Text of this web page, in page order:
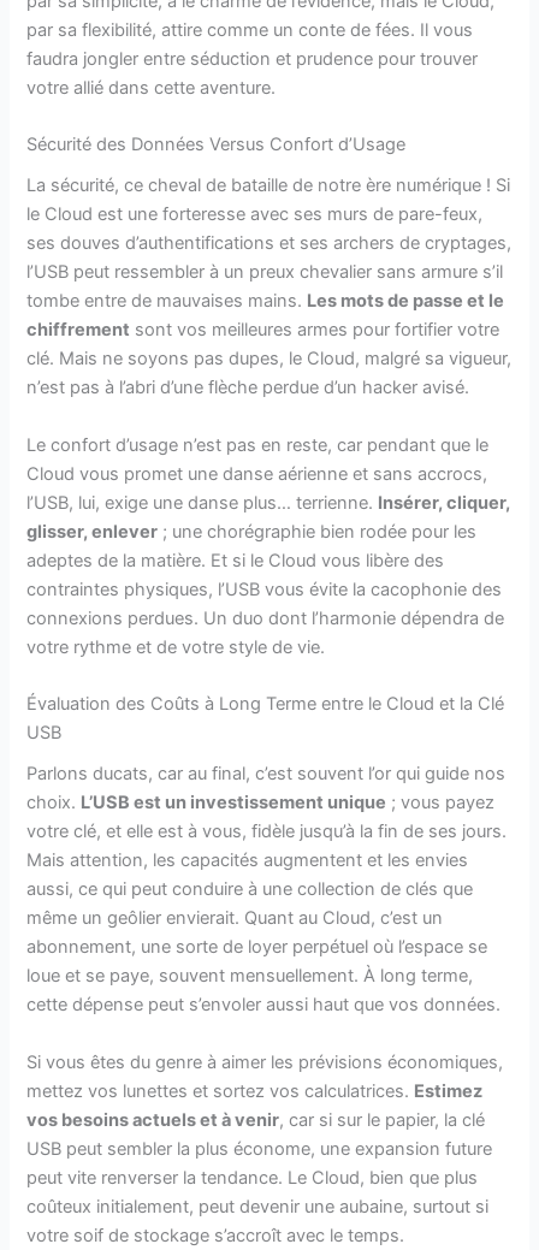
par sa flexibilité, attire comme un conte de fées. Il vous
faudra jongler entre séduction et prudence pour trouver
votre allié dans cette aventure.
Sécurité des Données Versus Confort d’Usage
La sécurité, ce cheval de bataille de notre ère numérique ! Si
le Cloud est une forteresse avec ses murs de pare-feux,
ses douves d’authentifications et ses archers de cryptages,
l’USB peut ressembler à un preux chevalier sans armure s’il
tombe entre de mauvaises mains. Les mots de passe et le
chiffrement sont vos meilleures armes pour fortifier votre
clé. Mais ne soyons pas dupes, le Cloud, malgré sa vigueur,
n’est pas à l’abri d’une flèche perdue d’un hacker avisé.
Le confort d’usage n’est pas en reste, car pendant que le
Cloud vous promet une danse aérienne et sans accrocs,
l’USB, lui, exige une danse plus… terrienne. Insérer, cliquer,
glisser, enlever ; une chorégraphie bien rodée pour les
adeptes de la matière. Et si le Cloud vous libère des
contraintes physiques, l’USB vous évite la cacophonie des
connexions perdues. Un duo dont l’harmonie dépendra de
votre rythme et de votre style de vie.
Évaluation des Coûts à Long Terme entre le Cloud et la Clé
USB
Parlons ducats, car au final, c’est souvent l’or qui guide nos
choix. L’USB est un investissement unique ; vous payez
votre clé, et elle est à vous, fidèle jusqu’à la fin de ses jours.
Mais attention, les capacités augmentent et les envies
aussi, ce qui peut conduire à une collection de clés que
même un geôlier envierait. Quant au Cloud, c’est un
abonnement, une sorte de loyer perpétuel où l’espace se
loue et se paye, souvent mensuellement. À long terme,
cette dépense peut s’envoler aussi haut que vos données.
Si vous êtes du genre à aimer les prévisions économiques,
mettez vos lunettes et sortez vos calculatrices. Estimez
vos besoins actuels et à venir, car si sur le papier, la clé
USB peut sembler la plus économe, une expansion future
peut vite renverser la tendance. Le Cloud, bien que plus
coûteux initialement, peut devenir une aubaine, surtout si
votre soif de stockage s’accroît avec le temps.